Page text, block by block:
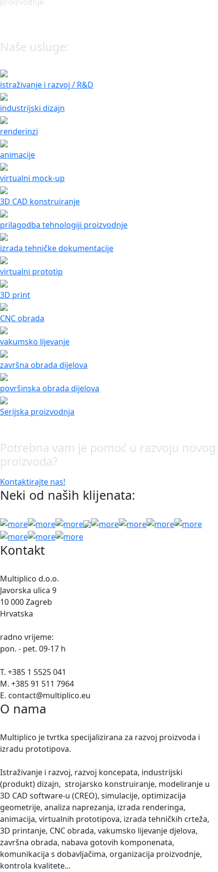
Naše usluge:
istraživanje i razvoj / R&D
industrijski dizajn
renderinzi
animacije
virtualni mock-up
3D CAD konstruiranje
prilagodba tehnologiji proizvodnje
izrada tehničke dokumentacije
virtualni prototip
3D print
CNC obrada
vakumsko lijevanje
završna obrada dijelova
površinska obrada dijelova
Serijska proizvodnja
Potrebna vam je pomoć u razvoju novog
proizvoda?
Kontaktirajte nas!
Neki od naših klijenata:
Kontakt
Multiplico d.o.o.
Javorska ulica 9
10 000 Zagreb
Hrvatska
radno vrijeme:
pon. - pet. 09-17 h
T. +385 1 5525 041
M. +385 91 511 7964
E. contact@multiplico.eu
O nama
Multiplico je tvrtka specijalizirana za razvoj proizvoda i
izradu prototipova.
Istraživanje i razvoj, razvoj koncepata, industrijski
(produkt) dizajn, strojarsko konstruiranje, modeliranje u
3D CAD software-u (CREO), simulacije, optimizacija
geometrije, analiza naprezanja, izrada renderinga,
animacija, virtualnih prototipova, izrada tehničkih crteža,
3D printanje, CNC obrada, vakumsko lijevanje djelova,
završna obrada, nabava gotovih komponenata,
komunikacija s dobavljačima, organizacija proizvodnje,
kontrola kvalitete...